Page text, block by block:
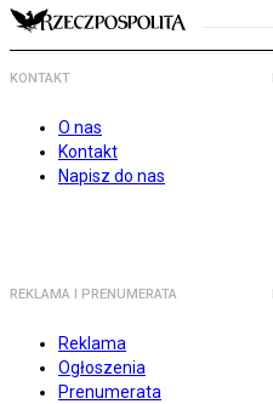
KONTAKT
O nas
Kontakt
Napisz do nas
REKLAMA I PRENUMERATA
Reklama
Ogłoszenia
Prenumerata